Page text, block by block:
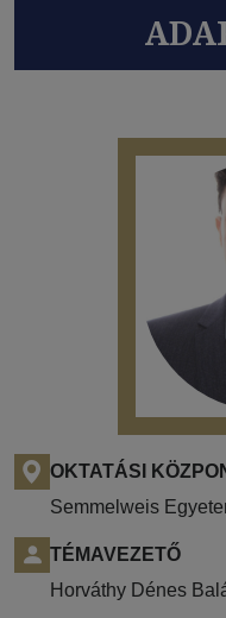
OKTATÁSI
Semmelweis
TÉMAVEZETŐ
Horváthy Dénes